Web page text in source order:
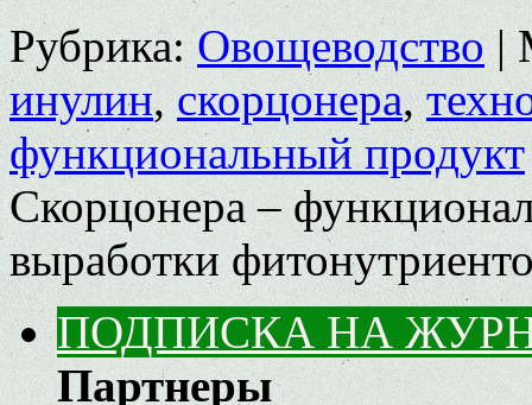
Рубрика: Овощеводство |
инулин,скорцонера,
функциональный продукт
Скорцонера –
выработки
ПОДПИСКА НА
Партнеры